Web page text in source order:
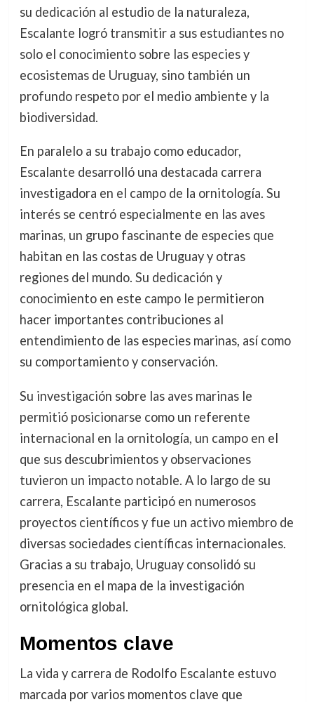
su dedicación al estudio de la naturaleza,
Escalante logró transmitir a sus estudiantes no
solo el conocimiento sobre las especies y
ecosistemas de Uruguay, sino también un
profundo respeto por el medio ambiente y la
biodiversidad.
En paralelo a su trabajo como educador,
Escalante desarrolló una destacada carrera
investigadora en el campo de la ornitología. Su
interés se centró especialmente en las aves
marinas, un grupo fascinante de especies que
habitan en las costas de Uruguay y otras
regiones del mundo. Su dedicación y
conocimiento en este campo le permitieron
hacer importantes contribuciones al
entendimiento de las especies marinas, así como
su comportamiento y conservación.
Su investigación sobre las aves marinas le
permitió posicionarse como un referente
internacional en la ornitología, un campo en el
que sus descubrimientos y observaciones
tuvieron un impacto notable. A lo largo de su
carrera, Escalante participó en numerosos
proyectos científicos y fue un activo miembro de
diversas sociedades científicas internacionales.
Gracias a su trabajo, Uruguay consolidó su
presencia en el mapa de la investigación
ornitológica global.
Momentos clave
La vida y carrera de Rodolfo Escalante estuvo
marcada por varios momentos clave que